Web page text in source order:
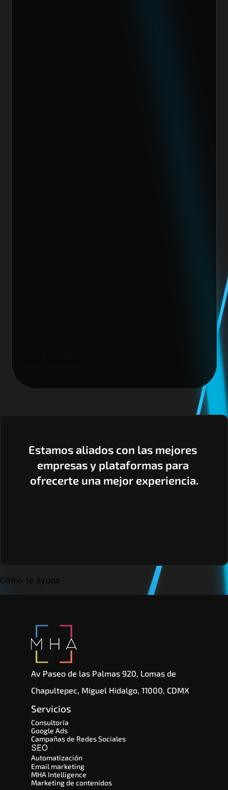
Cómo te ayuda
Estamos aliados con las mejores
empresas y plataformas para
ofrecerte una mejor experiencia.
Av Paseo de las Palmas 920, Lomas de
Chapultepec, Miguel Hidalgo, 11000, CDMX
Servicios
Consultoría
Google Ads
Campañas de Redes Sociales
Automatización
Email marketing
MHA Intelligence
Marketing de contenidos